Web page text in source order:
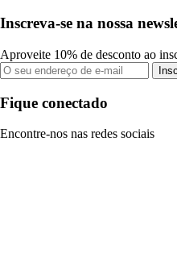
Inscreva-se na nossa
Aproveite 10% de desconto ao
Fique conectado
Encontre-nos nas redes sociais